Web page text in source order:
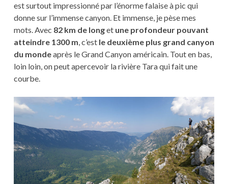
est surtout impressionné par l’énorme falaise à pic qui
donne sur l’immense canyon. Et immense, je pèse mes
mots. Avec 82 km de longet une profondeur pouvant
atteindre 1300 m, c’est le deuxième plus grand canyon
du mondeaprès le Grand Canyon américain. Tout en bas,
loin loin, on peut apercevoir la rivière Tara qui fait une
courbe.